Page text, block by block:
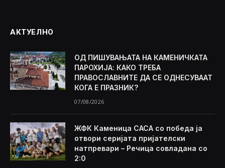
АКТУЕЛНО
ОД ПИШУВАЊАТА НА КАМЕНИЧКАТА
ПАРОХИЈА: КАКО ТРЕБА
ПРАВОСЛАВНИТЕ ДА СЕ ОДНЕСУВААТ
КОГА Е ПРАЗНИК?
07/08/2026
ЖФК Каменица САСА со победа ја
отвори серијата пријателски
натпревари – Речица совладана со
2:0